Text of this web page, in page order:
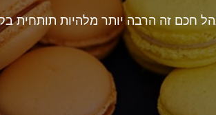
חכם זה הרבה יותר מלהיות תותחית